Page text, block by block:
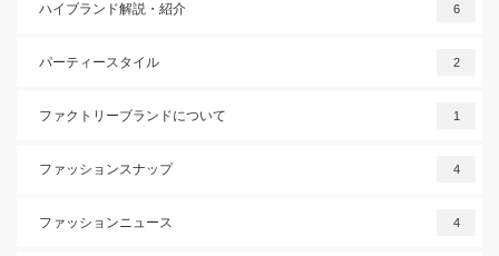
ハイブランド解説・紹介 6
パーティースタイル 2
ファクトリーブランドについて 1
ファッションスナップ 4
ファッションニュース 4